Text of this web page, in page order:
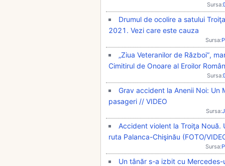
Sursa:
Drumul de ocolire a satului
2021. Vezi care este cauza
Sursa:
„Ziua Veteranilor de Război”,
Cimitirul de Onoare al Eroilor
Sursa:
Grav accident la Anenii Noi:
pasageri // VIDEO
Sursa:
Accident violent la Troiţa
ruta Palanca-Chişinău (FOTO/
Sursa:
Un tânăr s-a izbit cu